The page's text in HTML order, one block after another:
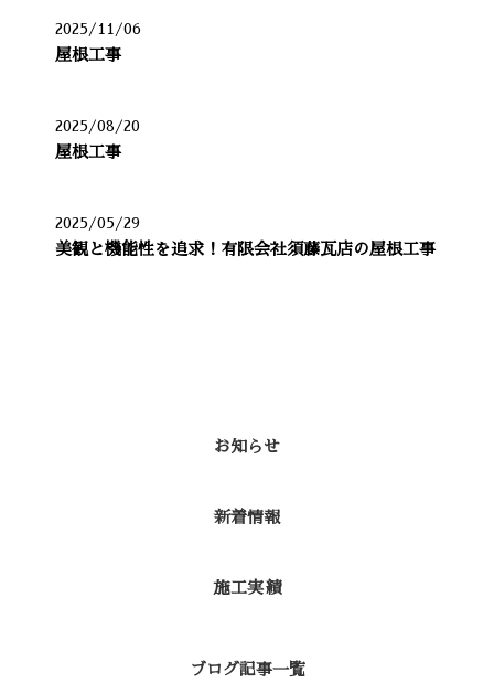
2025/11/06
屋根工事
2025/08/20
屋根工事
2025/05/29
美観と機能性を追求！有限会社須藤瓦店の屋根工事
お知らせ
新着情報
施工実績
ブログ記事一覧